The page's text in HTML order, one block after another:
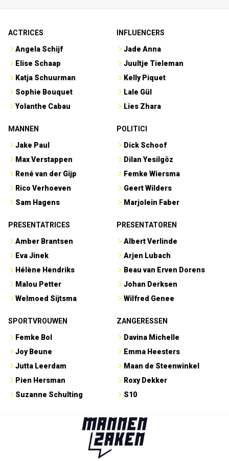
ACTRICES
Angela Schijf
Elise Schaap
Katja Schuurman
Sophie Bouquet
Yolanthe Cabau
INFLUENCERS
Jade Anna
Juultje Tieleman
Kelly Piquet
Lale Gül
Lies Zhara
MANNEN
Jake Paul
Max Verstappen
René van der Gijp
Rico Verhoeven
Sam Hagens
POLITICI
Dick Schoof
Dilan Yesilgöz
Femke Wiersma
Geert Wilders
Marjolein Faber
PRESENTATRICES
Amber Brantsen
Eva Jinek
Hélène Hendriks
Malou Petter
Welmoed Sijtsma
PRESENTATOREN
Albert Verlinde
Arjen Lubach
Beau van Erven Dorens
Johan Derksen
Wilfred Genee
SPORTVROUWEN
Femke Bol
Joy Beune
Jutta Leerdam
Pien Hersman
Suzanne Schulting
ZANGERESSEN
Davina Michelle
Emma Heesters
Maan de Steenwinkel
Roxy Dekker
S10